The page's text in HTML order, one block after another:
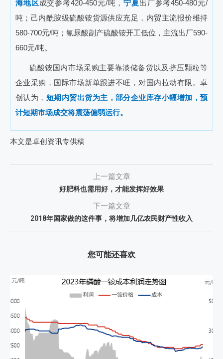
海地区 成交参考420-450元/吨，宁夏 出厂参考450-480元/
吨；己内酰胺级硫酸铵货源供应充足，内贸主流报价维持
580-700元/吨；氰尿酸副产硫酸铵开工低位，主流出厂590-
660元/吨。
硫酸铵国内市场采购主要靠淡储备货以及挤压颗粒等
企业采购，国际市场新单跟进不旺，对国内拉动有限。卓
创认为， 短期内贸出货为主，部分企业库存小幅增加，预
计短期市场成交将震荡偏弱运行。
本文是卓创资讯专供稿
上一篇文章
好肥料也需用好，才能发挥好效果
下一篇文章
2018年国家做的这件事，将增加几亿农民财产性收入
您可能还喜欢